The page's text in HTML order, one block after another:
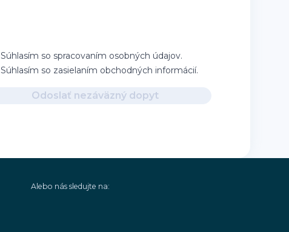
Súhlasím so spracovaním osobných údajov.
Súhlasím so zasielaním obchodných informácií.
Odoslať nezáväzný dopyt
Alebo nás sledujte na: